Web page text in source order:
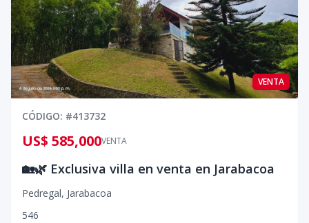
VENTA
CÓDIGO: #413732
VENTA
US$ 585,000
🏡🌿 Exclusiva villa en venta en Jarabacoa
Pedregal, Jarabacoa
546